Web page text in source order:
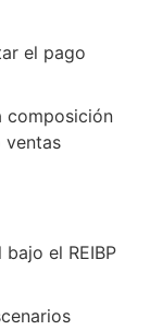
el pago
composición
ventas
el REIBP